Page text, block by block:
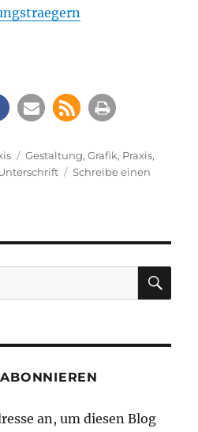
Schlagwörter
Gestaltung,Grafik, Praxis,
Schreibe einen
an, um diesen Blog